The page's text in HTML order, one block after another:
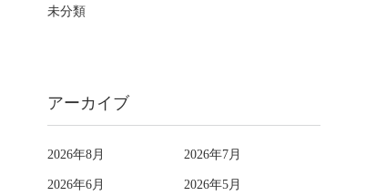
未分類
アーカイブ
2026年8月 2026年7月
2026年6月 2026年5月